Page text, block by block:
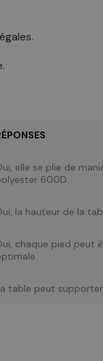
elle se plie de
600D.
la hauteur de la
chaque pied peut
table peut